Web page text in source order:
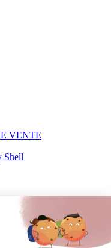
VENTE
Shell